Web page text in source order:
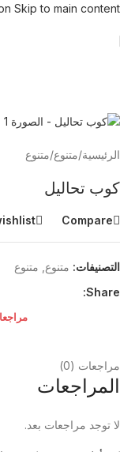
Skip to main content
الرئيسية/متنوع/متنوع
كوب تحاليل
Compare
التصنيفات: متنوع متنوع
Share:
مراجعات (0)
المراجعات
لا توجد مراجعات بعد.